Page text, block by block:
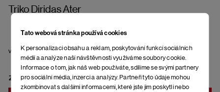
Tato webová stránka používá cookies
K personalizaci obsahu a reklam, poskytování funkcí sociálních
médií a analýze naší návštěvnosti využíváme soubory cookie.
Informace o tom, jak náš web používáte, sdílíme se svými partnery
pro sociální média, inzerci a analýzy. Partneři tyto údaje mohou
zkombinovat s dalšími informacemi, které jste jim poskytli nebo
Triko Diridas Ater
velikost
ZVOLTE VARIANTU